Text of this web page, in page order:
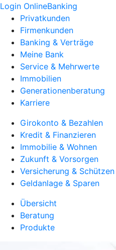
Login OnlineBanking
Privatkunden
Firmenkunden
Banking & Verträge
Meine Bank
Service & Mehrwerte
Immobilien
Generationenberatung
Karriere
Girokonto & Bezahlen
Kredit & Finanzieren
Immobilie & Wohnen
Zukunft & Vorsorgen
Versicherung & Schützen
Geldanlage & Sparen
Übersicht
Beratung
Produkte